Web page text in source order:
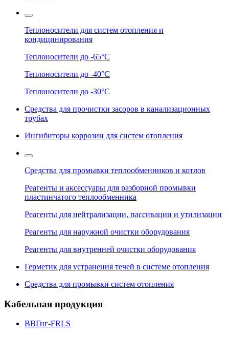
Теплоносители для систем отопления и
кондицинирования
Теплоносители до -65°C
Теплоносители до -40°C
Теплоносители до -30°C
Средства для прочистки засоров в канализационных
трубах
Ингибиторы коррозии для систем отопления
Средства для промывки теплообменников и котлов
Реагенты и аксессуары для разборной промывки
пластинчатого теплообменника
Реагенты для нейтрализации, пассивации и утилизации
Реагенты для наружной очистки оборудования
Реагенты для внутренней очистки оборудования
Герметик для устранения течей в системе отопления
Средства для промывки систем отопления
Кабельная продукция
ВВГнг-FRLS